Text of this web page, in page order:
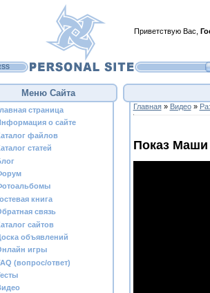
Приветствую Вас
Меню Сайта
страница
о сайте
файлов
статей
книга
связь
сайтов
объявлений
игры
(вопрос/ответ)
Главная» Видео»
Показ Маши